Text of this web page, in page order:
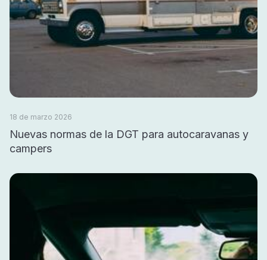
18 de marzo 2026
Nuevas normas de la DGT para autocaravanas y
campers